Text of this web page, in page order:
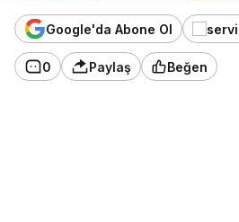
Google'da Abone Ol
0 Paylaş Beğen